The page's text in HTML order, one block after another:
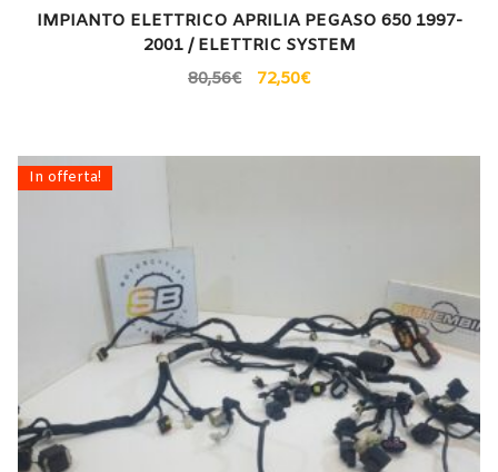
IMPIANTO ELETTRICO APRILIA PEGASO 650 1997-
2001 / ELETTRIC SYSTEM
80,56€ 72,50€
In offerta!